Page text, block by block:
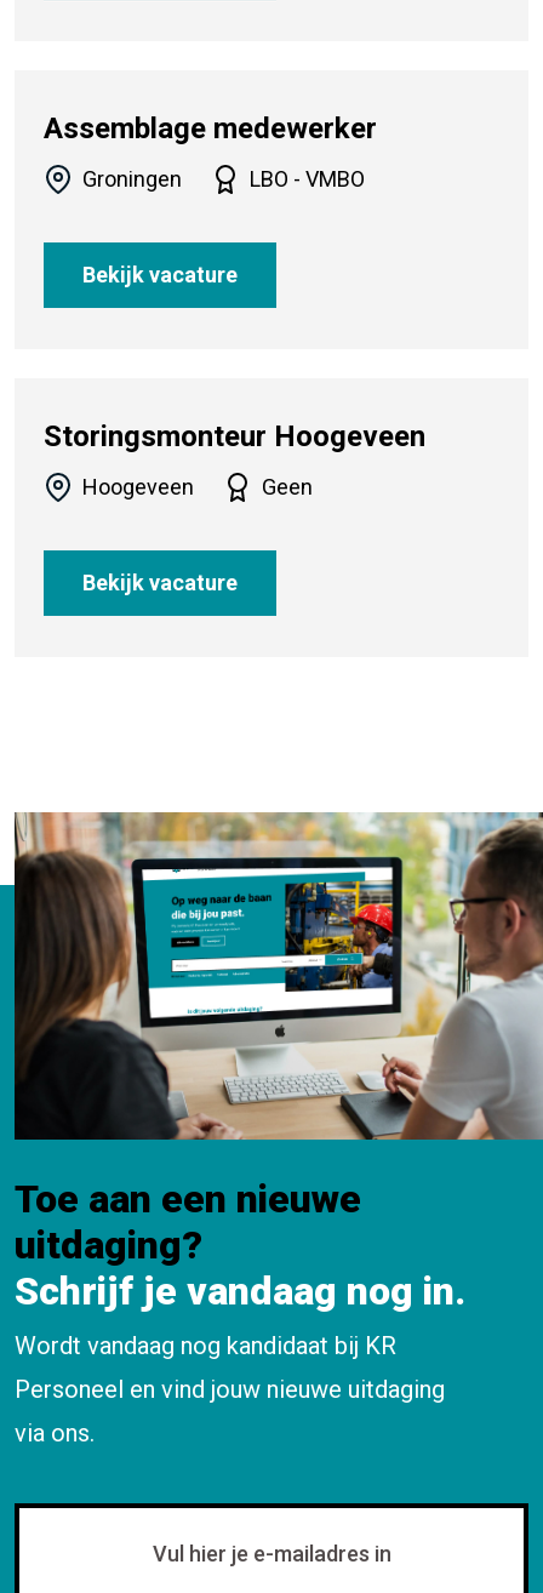
Assemblage medewerker
Groningen LBO - VMBO
Bekijk vacature
Storingsmonteur Hoogeveen
Hoogeveen Geen
Bekijk vacature
Toe aan een nieuwe
uitdaging?
Schrijf je vandaag nog in.
Wordt vandaag nog kandidaat bij KR
Personeel en vind jouw nieuwe uitdaging
via ons.